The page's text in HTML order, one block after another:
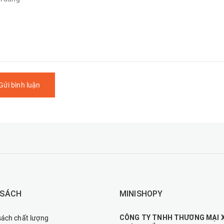
bình luận
chất lượng
MINISHOPY
CÔNG TY TNHH THƯƠNG MẠI